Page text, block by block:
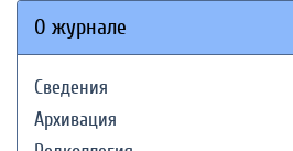
О журнале
Сведения
Архивация